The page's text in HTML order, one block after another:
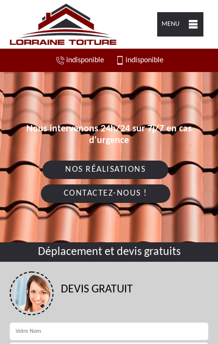
MENU
indisponible indisponible
Nous intervenons 24h/24 sur 7j/7 en cas
d'urgence
NOS RÉALISATIONS
CONTACTEZ-NOUS !
Déplacement et devis gratuits
DEVIS GRATUIT